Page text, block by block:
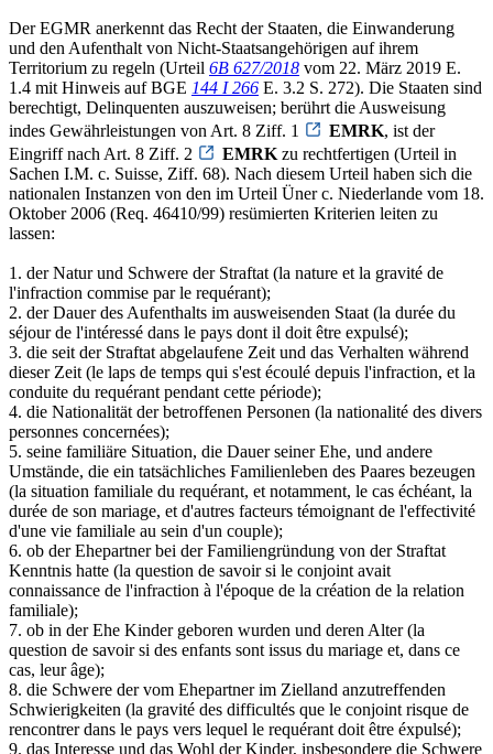
Der EGMR anerkennt das Recht der Staaten, die Einwanderung
und den Aufenthalt von Nicht-Staatsangehörigen auf ihrem
Territorium zu regeln (Urteil 6B 627/2018 vom 22. März 2019 E.
1.4 mit Hinweis auf BGE 144 I 266 E. 3.2 S. 272). Die Staaten sind
berechtigt, Delinquenten auszuweisen; berührt die Ausweisung
indes Gewährleistungen von Art. 8 Ziff. 1
EMRK, ist der
Eingriff nach Art. 8 Ziff. 2
EMRK zu rechtfertigen (Urteil in
Sachen I.M. c. Suisse, Ziff. 68). Nach diesem Urteil haben sich die
nationalen Instanzen von den im Urteil Üner c. Niederlande vom 18.
Oktober 2006 (Req. 46410/99) resümierten Kriterien leiten zu
lassen:
1. der Natur und Schwere der Straftat (la nature et la gravité de
l'infraction commise par le requérant);
2. der Dauer des Aufenthalts im ausweisenden Staat (la durée du
séjour de l'intéressé dans le pays dont il doit être expulsé);
3. die seit der Straftat abgelaufene Zeit und das Verhalten während
dieser Zeit (le laps de temps qui s'est écoulé depuis l'infraction, et la
conduite du requérant pendant cette période);
4. die Nationalität der betroffenen Personen (la nationalité des divers
personnes concernées);
5. seine familiäre Situation, die Dauer seiner Ehe, und andere
Umstände, die ein tatsächliches Familienleben des Paares bezeugen
(la situation familiale du requérant, et notamment, le cas échéant, la
durée de son mariage, et d'autres facteurs témoignant de l'effectivité
d'une vie familiale au sein d'un couple);
6. ob der Ehepartner bei der Familiengründung von der Straftat
Kenntnis hatte (la question de savoir si le conjoint avait
connaissance de l'infraction à l'époque de la création de la relation
familiale);
7. ob in der Ehe Kinder geboren wurden und deren Alter (la
question de savoir si des enfants sont issus du mariage et, dans ce
cas, leur âge);
8. die Schwere der vom Ehepartner im Zielland anzutreffenden
Schwierigkeiten (la gravité des difficultés que le conjoint risque de
rencontrer dans le pays vers lequel le requérant doit être éxpulsé);
9. das Interesse und das Wohl der Kinder, insbesondere die Schwere